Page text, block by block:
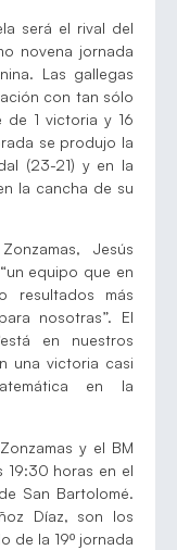
será el rival del
novena jornada
Las gallegas
con tan sólo
1 victoria y 16
se produjo la
(23-21) y en la
la cancha de su
Jesús
equipo que en
resultados más
nosotras”. El
en nuestros
una victoria casi
en la
y el BM
19:30 horas en el
San Bartolomé.
Díaz, son los
de la 19º jornada